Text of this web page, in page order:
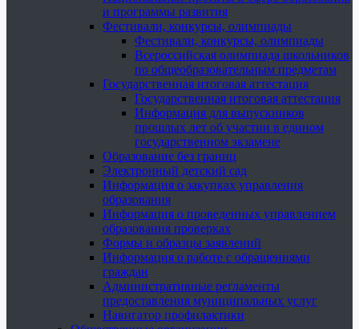
и программы развития
Фестивали, конкурсы, олимпиады
Фестивали, конкурсы, олимпиады
Всероссийская олимпиада школьников
по общеобразовательным предметам
Государственная итоговая аттестация
Государственная итоговая аттестация
Информация для выпускников
прошлых лет об участии в едином
государственном экзамене
Образование без границ
Электронный детский сад
Информация о закупках управления
образования
Информация о проведенных управлением
образования проверках
Формы и образцы заявлений
Информация о работе с обращениями
граждан
Административные регламенты
предоставления муниципальных услуг
Навигатор профилактики